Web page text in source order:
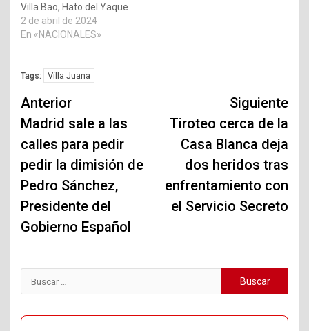
Villa Bao, Hato del Yaque
2 de abril de 2024
En «NACIONALES»
Tags: Villa Juana
Navegación
de
entradas
Anterior
Madrid sale a las
calles para pedir
pedir la dimisión de
Pedro Sánchez,
Presidente del
Gobierno Español
Siguiente
Tiroteo cerca de la
Casa Blanca deja
dos heridos tras
enfrentamiento con
el Servicio Secreto
Buscar: